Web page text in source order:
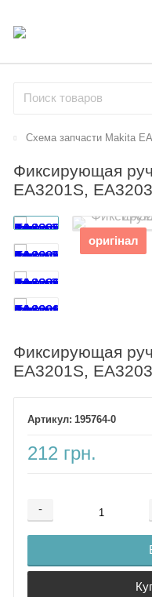
Схема запчасти Makita
Фиксирующая
EA3201S,
оригінал
Фиксирующая
EA3201S,
195764-0
212 грн.
-